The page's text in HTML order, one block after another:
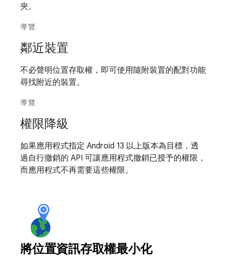
夾。
導覽
鄰近裝置
不必聲明位置存取權，即可使用隨附裝置的配對功能
尋找附近的裝置。
導覽
權限降級
如果應用程式指定 Android 13 以上版本為目標，透
過自行撤銷的 API 可讓應用程式撤銷已授予的權限，
而應用程式不再需要這些權限。
將位置資訊存取權最小化